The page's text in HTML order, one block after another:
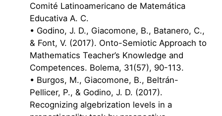
Comité Latinoamericano de Matemática
Educativa A. C.
• Godino, J. D., Giacomone, B., Batanero, C.,
& Font, V. (2017). Onto-Semiotic Approach to
Mathematics Teacher’s Knowledge and
Competences. Bolema, 31(57), 90-113.
• Burgos, M., Giacomone, B., Beltrán-
Pellicer, P., & Godino, J. D. (2017).
Recognizing algebrization levels in a